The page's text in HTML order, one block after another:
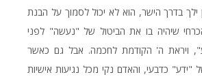
ילך בדרך הישר, הוא לא יכול לסמוך על הבנת
שיהיה בו את הביטול של "נעשה" לפני
ויראת ה' הקודמת לחכמה. אבל גם כאשר
"ידע" כדבעי, והאדם נקי מכל נגיעות אישיות